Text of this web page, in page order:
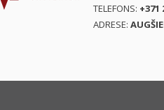
TELEFONS: +371
ADRESE: